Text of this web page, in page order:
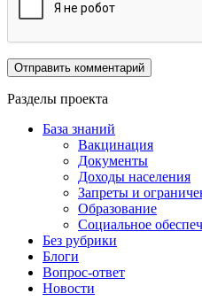
Разделы проекта
База знаний
Вакцинация
Документы
Доходы населения
Запреты и
Образование
Социальное
Без рубрики
Блоги
Вопрос-ответ
Новости